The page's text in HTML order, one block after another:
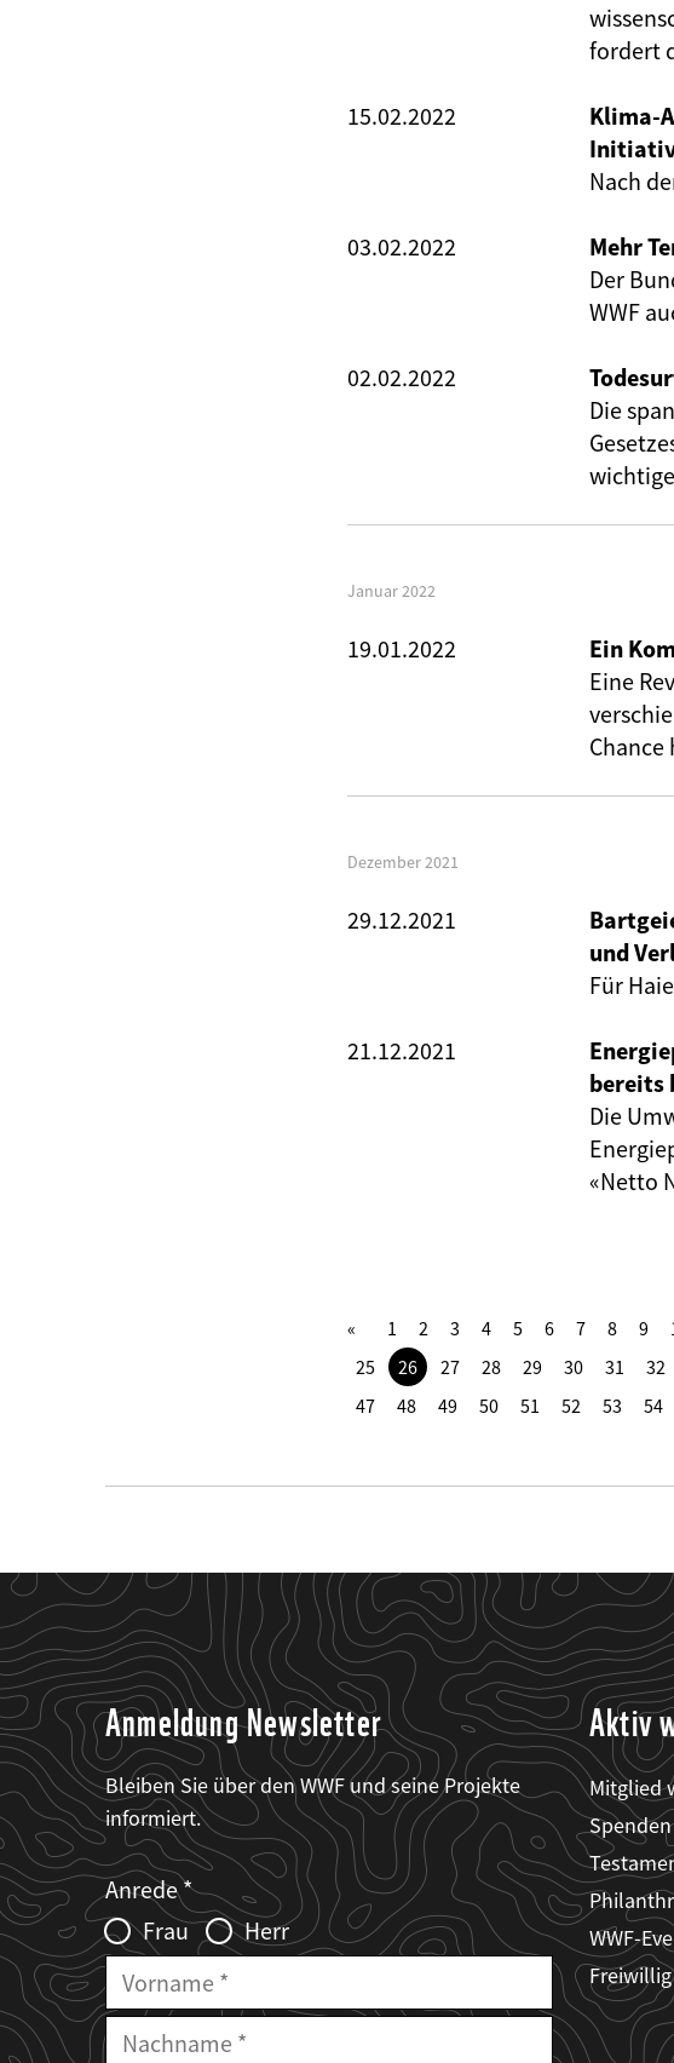
fordert
15.02.2022
Klima-
Nach
03.02.2022
Mehr
Der
WWF
02.02.2022
Die
Januar 2022
19.01.2022
Ein
Eine
Chance
Dezember 2021
29.12.2021
und
Für
21.12.2021
bereits
Die
«Netto
1 2 3 4 5 6 7 8 9
25
26 27 28 29 30 31 32
47
48 49 50 51 52 53 54
Anmeldung Newsletter
Bleiben Sie über den WWF und seine Projekte
informiert.
Web2Case
Infofelder
Fieldset
anrede_name
Anrede
Frau
Herr
Vorname
Nachname
Aktiv
Mitglied
Spenden
WWF-